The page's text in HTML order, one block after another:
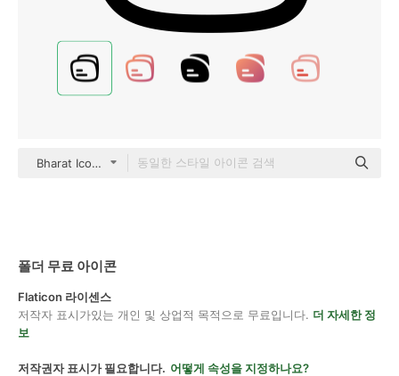
Bharat Icons Basic Outline
폴더 무료 아이콘
Flaticon 라이센스
저작자 표시가있는 개인 및 상업적 목적으로 무료입니다. 더 자세한 정
보
저작권자 표시가 필요합니다. 어떻게 속성을 지정하나요?